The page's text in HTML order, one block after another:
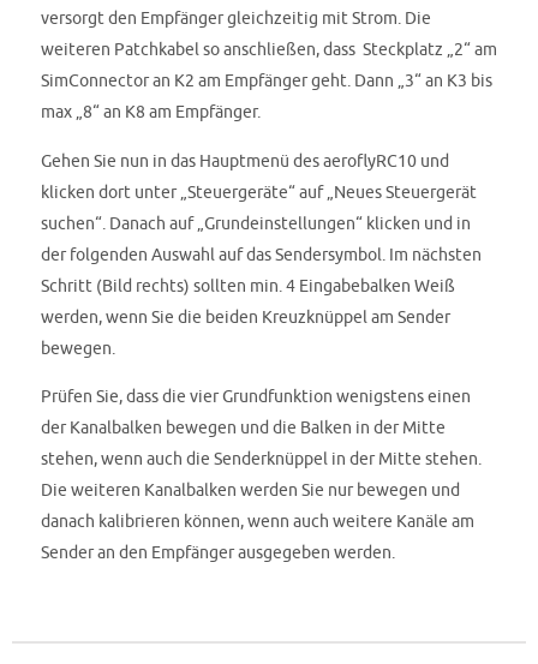
versorgt den Empfänger gleichzeitig mit Strom. Die
weiteren Patchkabel so anschließen, dass Steckplatz „2“ am
SimConnector an K2 am Empfänger geht. Dann „3“ an K3 bis
max „8“ an K8 am Empfänger.
Gehen Sie nun in das Hauptmenü des aeroflyRC10 und
klicken dort unter „Steuergeräte“ auf „Neues Steuergerät
suchen“. Danach auf „Grundeinstellungen“ klicken und in
der folgenden Auswahl auf das Sendersymbol. Im nächsten
Schritt (Bild rechts) sollten min. 4 Eingabebalken Weiß
werden, wenn Sie die beiden Kreuzknüppel am Sender
bewegen.
Prüfen Sie, dass die vier Grundfunktion wenigstens einen
der Kanalbalken bewegen und die Balken in der Mitte
stehen, wenn auch die Senderknüppel in der Mitte stehen.
Die weiteren Kanalbalken werden Sie nur bewegen und
danach kalibrieren können, wenn auch weitere Kanäle am
Sender an den Empfänger ausgegeben werden.